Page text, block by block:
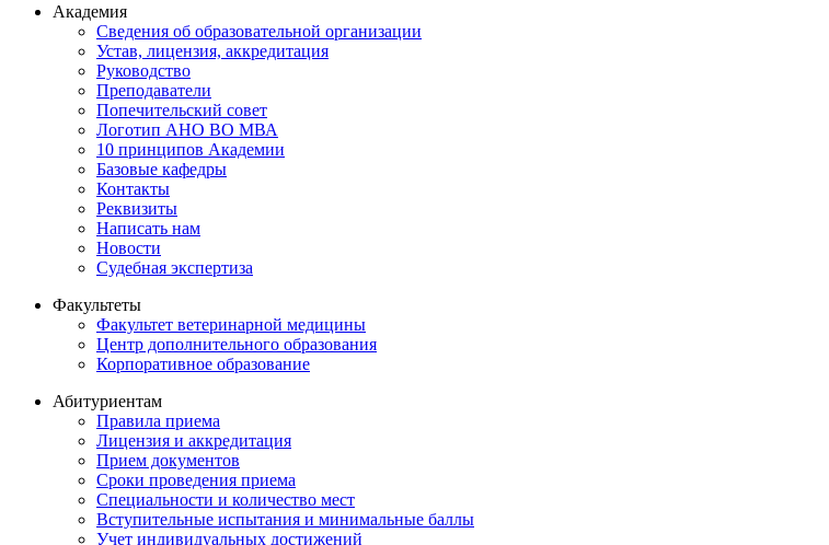
Академия
Сведения об образовательной организации
Устав, лицензия, аккредитация
Руководство
Преподаватели
Попечительский совет
Логотип АНО ВО МВА
10 принципов Академии
Базовые кафедры
Контакты
Реквизиты
Написать нам
Новости
Судебная экспертиза
Факультеты
Факультет ветеринарной медицины
Центр дополнительного образования
Корпоративное образование
Абитуриентам
Правила приема
Лицензия и аккредитация
Прием документов
Сроки проведения приема
Специальности и количество мест
Вступительные испытания и минимальные баллы
Учет индивидуальных достижений